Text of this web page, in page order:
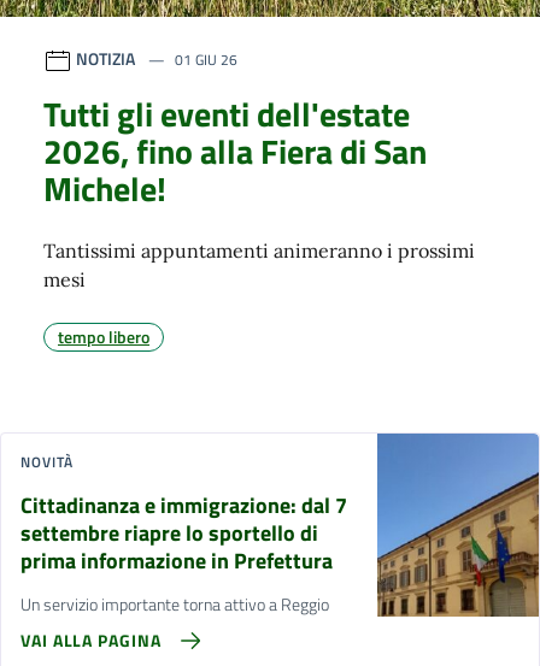
NOTIZIA 01 GIU 26
Tutti gli eventi dell'estate
2026, fino alla Fiera di San
Michele!
Tantissimi appuntamenti animeranno i prossimi
mesi
tempo libero
NOVITÀ
Cittadinanza e immigrazione: dal 7
settembre riapre lo sportello di
prima informazione in Prefettura
Un servizio importante torna attivo a Reggio
VAI ALLA PAGINA